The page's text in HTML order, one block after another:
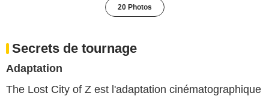
20 Photos
Secrets de tournage
Adaptation
The Lost City of Z est l'adaptation cinématographique